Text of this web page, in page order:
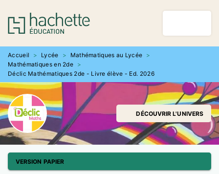
MENU RECHERCHE
PIED DE PAGE
Accueil > Lycée > Mathématiques au Lycée >
Mathématiques en 2de >
Déclic Mathématiques 2de - Livre élève - Ed. 2026
DÉCOUVRIR L'UNIVERS
VERSION PAPIER